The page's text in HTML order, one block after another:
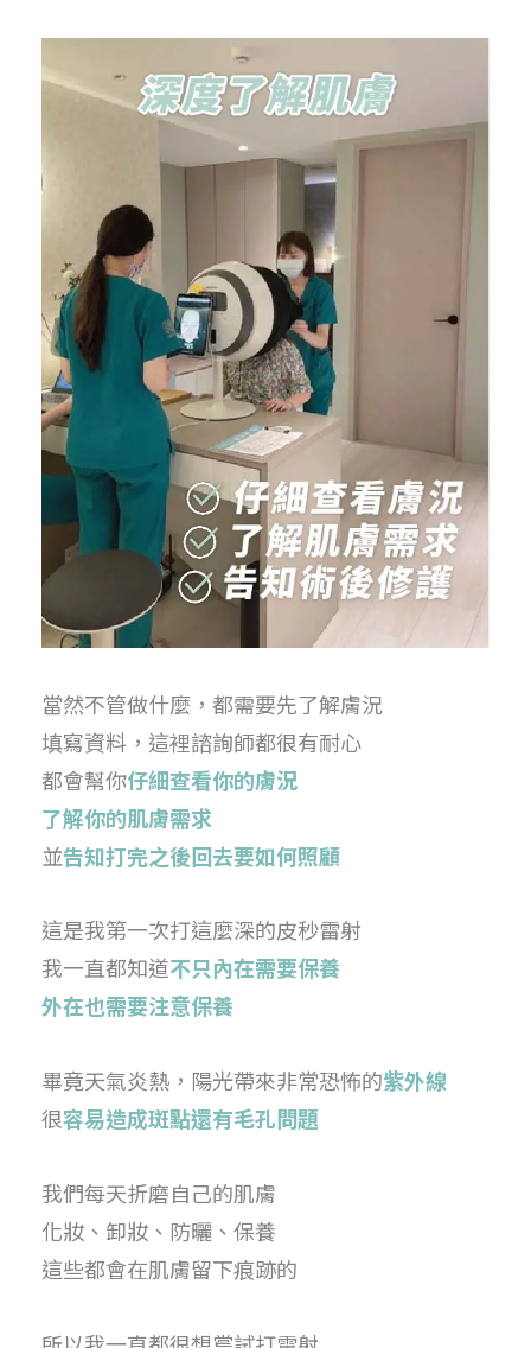
當然不管做什麼，都需要先了解膚況
填寫資料，這裡諮詢師都很有耐心
都會幫你仔細查看你的膚況
了解你的肌膚需求
並告知打完之後回去要如何照顧
這是我第一次打這麼深的皮秒雷射
我一直都知道不只內在需要保養
外在也需要注意保養
畢竟天氣炎熱，陽光帶來非常恐怖的紫外線
很容易造成斑點還有毛孔問題
我們每天折磨自己的肌膚
化妝、卸妝、防曬、保養
這些都會在肌膚留下痕跡的